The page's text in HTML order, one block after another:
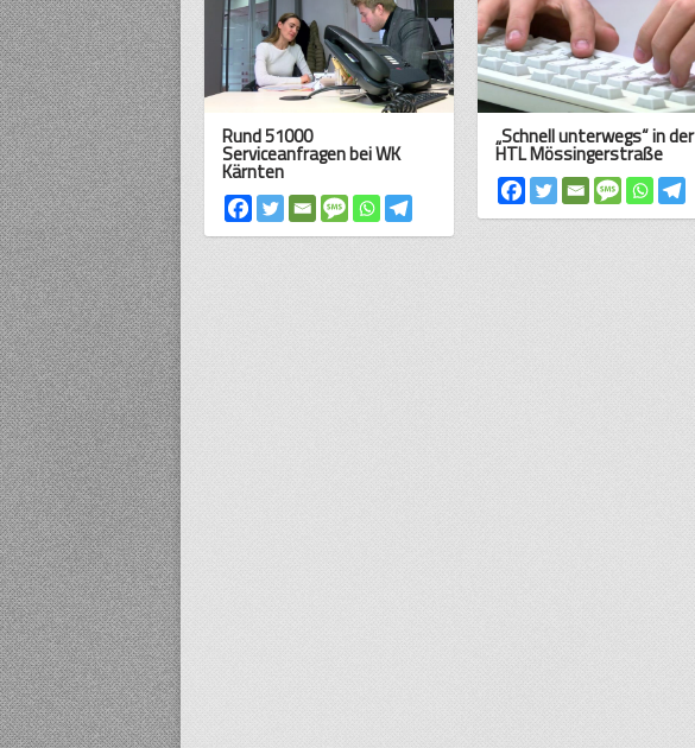
Rund 51000
Serviceanfragen bei WK
Kärnten
„Schnell unterwegs“ in der
HTL Mössingerstraße